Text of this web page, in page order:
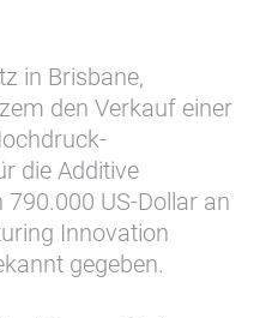
in Brisbane,
den Verkauf einer
die Additive
US-Dollar an
Innovation
gegeben.